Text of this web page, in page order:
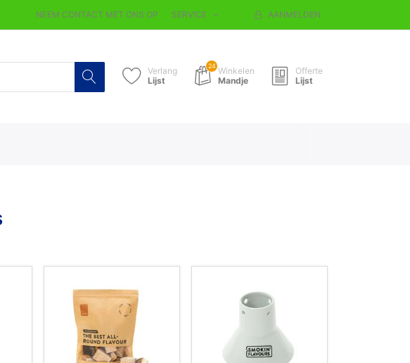
NEEM CONTACT MET ONS OP SERVICE AANMELDEN
Verlang
Lijst
24 Winkelen
Mandje
Offerte
Lijst